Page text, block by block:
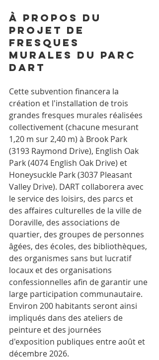
À propos du
projet de
fresques
murales du parc
DART
Cette subvention financera la
création et l'installation de trois
grandes fresques murales réalisées
collectivement (chacune mesurant
1,20 m sur 2,40 m) à Brook Park
(3193 Raymond Drive), English Oak
Park (4074 English Oak Drive) et
Honeysuckle Park (3037 Pleasant
Valley Drive). DART collaborera avec
le service des loisirs, des parcs et
des affaires culturelles de la ville de
Doraville, des associations de
quartier, des groupes de personnes
âgées, des écoles, des bibliothèques,
des organismes sans but lucratif
locaux et des organisations
confessionnelles afin de garantir une
large participation communautaire.
Environ 200 habitants seront ainsi
impliqués dans des ateliers de
peinture et des journées
d'exposition publiques entre août et
décembre 2026.